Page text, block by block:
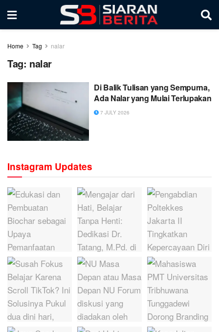
Home Tag nalar
Tag: nalar
Di Balik Tulisan yang Sempurna,
Ada Nalar yang Mulai Terlupakan
7 JULY 2026
Instagram Updates